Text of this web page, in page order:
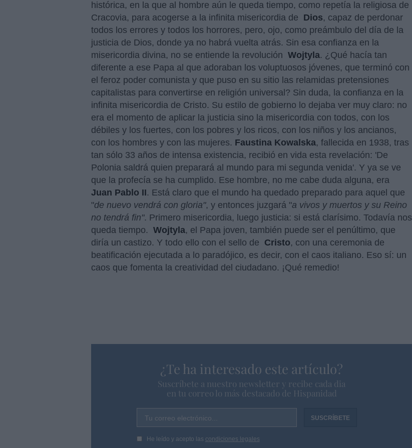
histórica, en la que al hombre aún le queda tiempo, como repetía la religiosa de
Cracovia, para acogerse a la infinita misericordia de Dios, capaz de perdonar
todos los errores y todos los horrores, pero, ojo, como preámbulo del día de la
justicia de Dios, donde ya no habrá vuelta atrás. Sin esa confianza en la
misericordia divina, no se entiende la revolución Wojtyla. ¿Qué hacía tan
diferente a ese Papa al que adoraban los voluptuosos jóvenes, que terminó con
el feroz poder comunista y que puso en su sitio las relamidas pretensiones
capitalistas para convertirse en religión universal? Sin duda, la confianza en la
infinita misericordia de Cristo. Su estilo de gobierno lo dejaba ver muy claro: no
era el momento de aplicar la justicia sino la misericordia con todos, con los
débiles y los fuertes, con los pobres y los ricos, con los niños y los ancianos,
con los hombres y con las mujeres. Faustina Kowalska, fallecida en 1938, tras
tan sólo 33 años de intensa existencia, recibió en vida esta revelación: 'De
Polonia saldrá quien preparará al mundo para mi segunda venida'. Y ya se ve
que la profecía se ha cumplido. Ese hombre, no me cabe duda alguna, era
Juan Pablo II. Está claro que el mundo ha quedado preparado para aquel que
"de nuevo vendrá con gloria", y entonces juzgará "a vivos y muertos y su Reino
no tendrá fin". Primero misericordia, luego justicia: si está clarísimo. Todavía nos
queda tiempo. Wojtyla, el Papa joven, también puede ser el penúltimo, que
diría un castizo. Y todo ello con el sello de Cristo, con una ceremonia de
beatificación ejecutada a lo paradójico, es decir, con el caos italiano. Eso sí: un
caos que fomenta la creatividad del ciudadano. ¡Qué remedio!
¿Te ha interesado este artículo?
Suscríbete a nuestro newsletter y recibe cada dia
en tu correo lo más destacado de Hispanidad
Tu correo electrónico...
He leído y acepto las condiciones legales